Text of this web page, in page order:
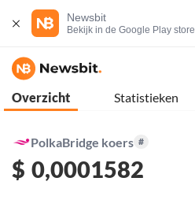
Newsbit
Bekijk in de Google Play store
Overzicht Statistieken
PolkaBridge koers #
$ 0,0001582